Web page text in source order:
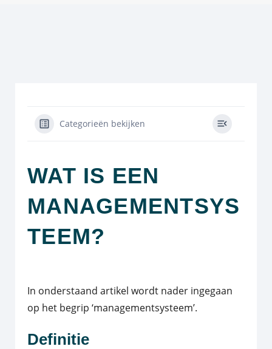
Categorieën bekijken
WAT IS EEN
MANAGEMENTSYS
TEEM?
In onderstaand artikel wordt nader ingegaan
op het begrip ‘managementsysteem’.
Definitie